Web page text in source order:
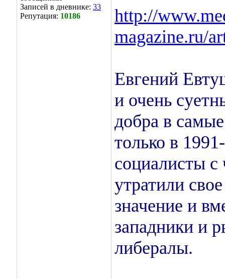
Записей в дневнике: 33
Репутация: 10186
http://
magazine.ru/
Евгений
и очень
добра в
только в
социалисты
утратили
значение и
западники и
либералы.